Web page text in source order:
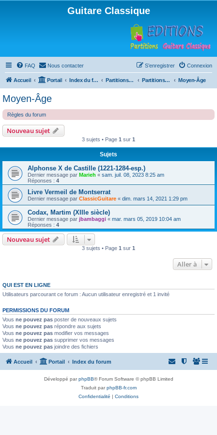
Guitare Classique
FAQ Nous contacter Connexion
S’enregistrer
Accueil Portail Index du forum Partitions pour guitare en libre téléchargement Partitions classées par compositeur Moyen-Âge
Moyen-Âge
Règles du forum
Nouveau sujet
3 sujets • Page 1 sur 1
Sujets
Alphonse X de Castille (1221-1284-esp.)
Dernier message par Marieh « sam. juil. 08, 2023 8:25 am
Réponses : 4
Livre Vermeil de Montserrat
Dernier message par ClassicGuitare « dim. mars 14, 2021 1:29 pm
Codax, Martim (XIIIe siècle)
Dernier message par jbambaggi « mar. mars 05, 2019 10:04 am
Réponses : 4
Nouveau sujet
3 sujets • Page 1 sur 1
Aller à
QUI EST EN LIGNE
Utilisateurs parcourant ce forum : Aucun utilisateur enregistré et 1 invité
PERMISSIONS DU FORUM
Vous ne pouvez pas poster de nouveaux sujets
Vous ne pouvez pas répondre aux sujets
Vous ne pouvez pas modifier vos messages
Vous ne pouvez pas supprimer vos messages
Vous ne pouvez pas joindre des fichiers
Accueil Portail Index du forum
Développé parphpBB® Forum Software © phpBB Limited
Traduit parphpBB-fr.com
Confidentialité | Conditions